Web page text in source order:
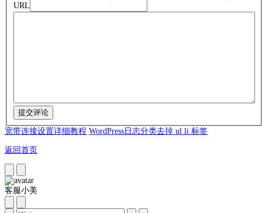
URL
宽带连接设置详细教程 WordPress日志分类去掉 ul li 标签
返回首页
客服小美